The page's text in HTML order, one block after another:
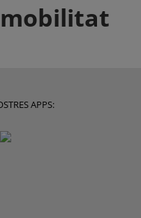
mobilitat
APPS: